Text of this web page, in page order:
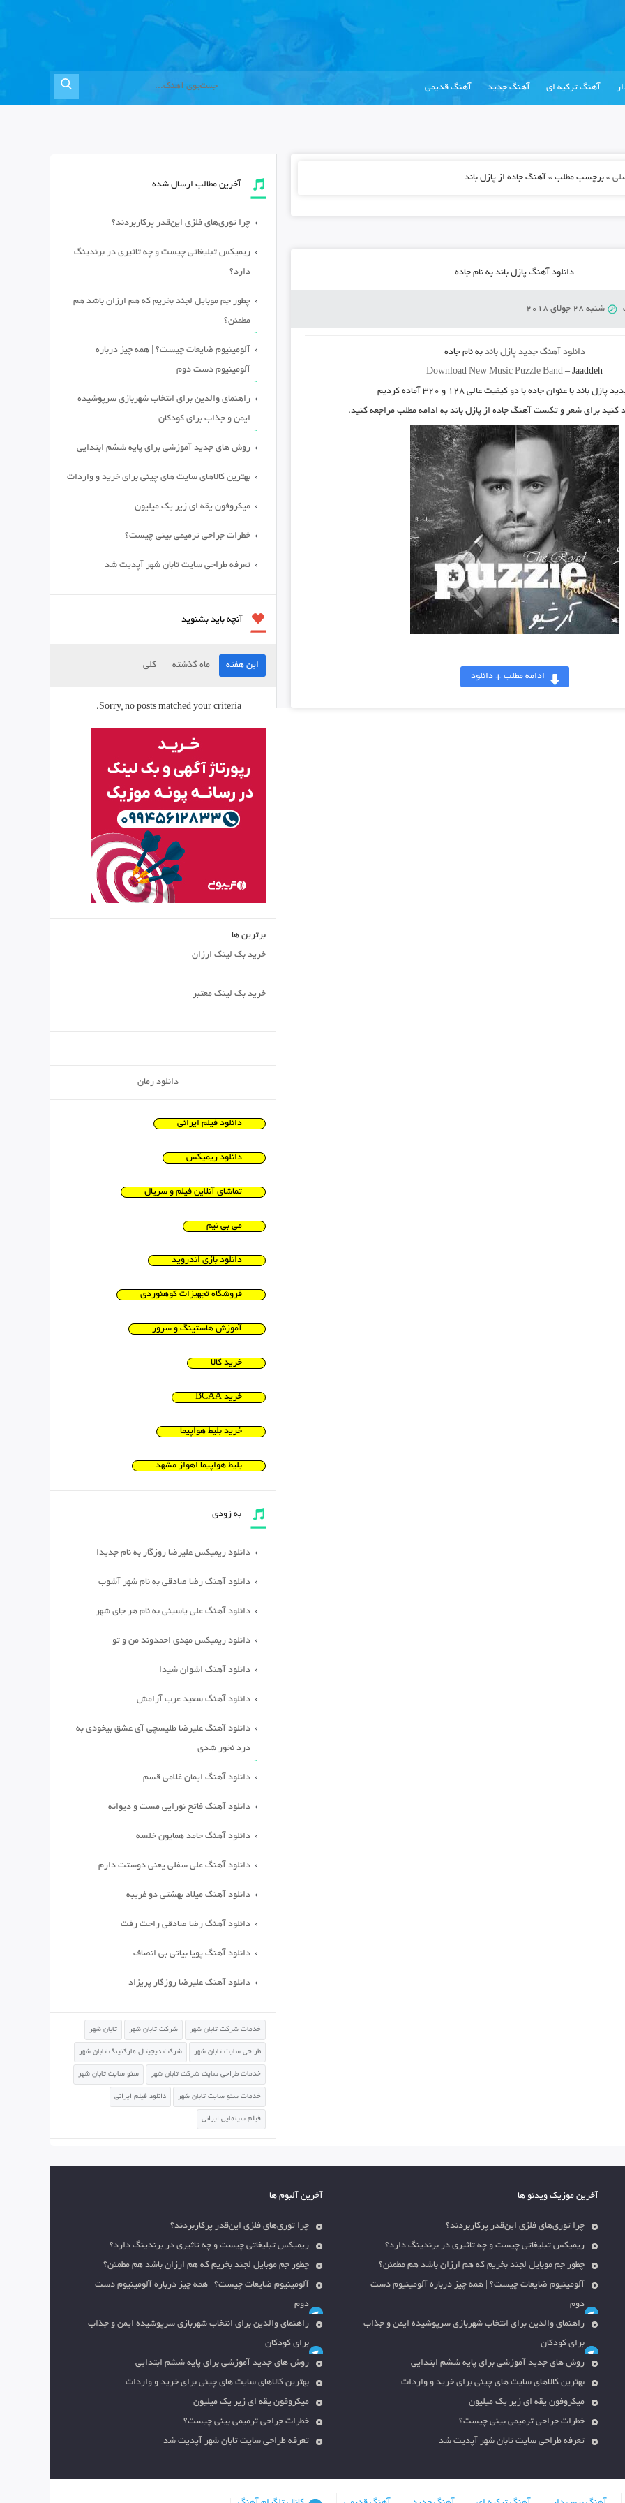
آهنگ ترکیه ای آهنگ جدید آهنگ قدیمی
» برچسب مطلب » آهنگ جاده از پازل باند
دانلود آهنگ پازل باند به نام جاده
شنبه 28 جولای 2018
دانلود آهنگ جدید پازل باند به نامجاده
Download New Music Puzzle Band –Jaaddeh
پازل باند با عنوانجاده با دو کیفیت عالی ۱۲۸ و ۳۲۰ آماده کردیم
کنید برای شعر و تکست آهنگ جاده از پازل باند به ادامه مطلب مراجعه کنید.
ادامه مطلب + دانلود
آخرین مطالب ارسال شده
چرا توری‌های فلزی این‌قدر پرکاربردند؟
ریمیکس تبلیغاتی چیست و چه تاثیری در برندینگ
دارد؟
چطور جم موبایل لجند بخریم که هم ارزان باشد هم
مطمئن؟
آلومینیوم ضایعات چیست؟ | همه چیز درباره
آلومینیوم دست دوم
راهنمای والدین برای انتخاب شهربازی سرپوشیده
ایمن و جذاب برای کودکان
روش های جدید آموزشی برای پایه ششم ابتدایی
بهترین کالاهای سایت های چینی برای خرید و واردات
میکروفون یقه ای زیر یک میلیون
خطرات جراحی ترمیمی بینی چیست؟
تعرفه طراحی سایت تابان شهر آپدیت شد
آنچه باید بشنوید
این هفته ماه گذشته کلی
Sorry, no posts matched your criteria.
برترین ها
خرید بک لینک ارزان
خرید بک لینک معتبر
دانلود رمان
دانلود فیلم ایرانی
دانلود ریمیکس
تماشای آنلاین فیلم و سریال
می بی نیم
دانلود بازی اندروید
فروشگاه تجهیزات کوهنوردی
آموزش هاستینگ و سرور
خرید کالا
خرید BCAA
خرید بلیط هواپیما
بلیط هواپیما اهواز مشهد
به زودی
دانلود ریمیکس علیرضا روزگار به نام جدیدا
دانلود آهنگ رضا صادقی به نام شهر آشوب
دانلود آهنگ علی یاسینی به نام هر جای شهر
دانلود ریمیکس مهدی احمدوند من و تو
دانلود آهنگ اشوان شیدا
دانلود آهنگ سعید عرب آرامش
دانلود آهنگ علیرضا طلیسچی آی عشق بیخودی به
درد نخور شدی
دانلود آهنگ ایمان غلامی قسم
دانلود آهنگ فاتح نورایی مست و دیوانه
دانلود آهنگ حامد همایون خلسه
دانلود آهنگ علی سفلی یعنی دوستت دارم
دانلود آهنگ میلاد بهشتی دو غریبه
دانلود آهنگ رضا صادقی راحت رفت
دانلود آهنگ پویا بیاتی بی انصاف
دانلود آهنگ علیرضا روزگار پریزاد
خدمات شرکت تابان شهر شرکت تابان شهر تابان شهر
طراحی سایت تابان شهر شرکت دیجیتال مارکتینگ تابان شهر
خدمات طراحی سایت شرکت تابان شهر سئو سایت تابان شهر
خدمات سئو سایت تابان شهر دانلود فیلم ایرانی
فیلم سینمایی ایرانی
آخرین موزیک ویدئو ها
چرا توری‌های فلزی این‌قدر پرکاربردند؟
ریمیکس تبلیغاتی چیست و چه تاثیری در برندینگ دارد؟
چطور جم موبایل لجند بخریم که هم ارزان باشد هم مطمئن؟
آلومینیوم ضایعات چیست؟ | همه چیز درباره آلومینیوم دست
دوم
راهنمای والدین برای انتخاب شهربازی سرپوشیده ایمن و جذاب
برای کودکان
روش های جدید آموزشی برای پایه ششم ابتدایی
بهترین کالاهای سایت های چینی برای خرید و واردات
میکروفون یقه ای زیر یک میلیون
خطرات جراحی ترمیمی بینی چیست؟
تعرفه طراحی سایت تابان شهر آپدیت شد
آخرین آلبوم ها
چرا توری‌های فلزی این‌قدر پرکاربردند؟
ریمیکس تبلیغاتی چیست و چه تاثیری در برندینگ دارد؟
چطور جم موبایل لجند بخریم که هم ارزان باشد هم مطمئن؟
آلومینیوم ضایعات چیست؟ | همه چیز درباره آلومینیوم دست
دوم
راهنمای والدین برای انتخاب شهربازی سرپوشیده ایمن و جذاب
برای کودکان
روش های جدید آموزشی برای پایه ششم ابتدایی
بهترین کالاهای سایت های چینی برای خرید و واردات
میکروفون یقه ای زیر یک میلیون
خطرات جراحی ترمیمی بینی چیست؟
تعرفه طراحی سایت تابان شهر آپدیت شد